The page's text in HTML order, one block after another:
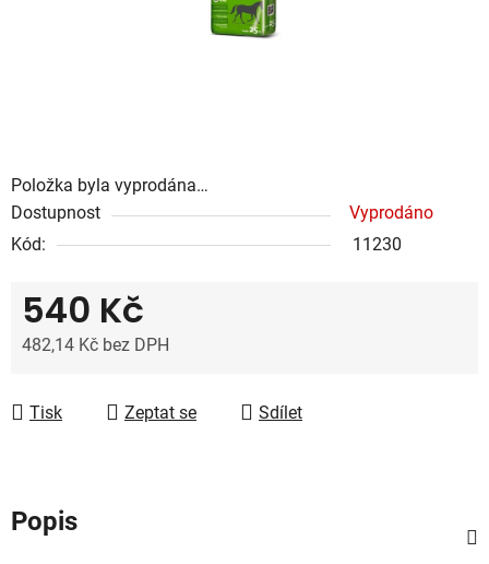
Položka byla vyprodána…
Dostupnost
Vyprodáno
Kód:
11230
540 Kč
482,14 Kč bez DPH
Tisk
Zeptat se Sdílet
Popis